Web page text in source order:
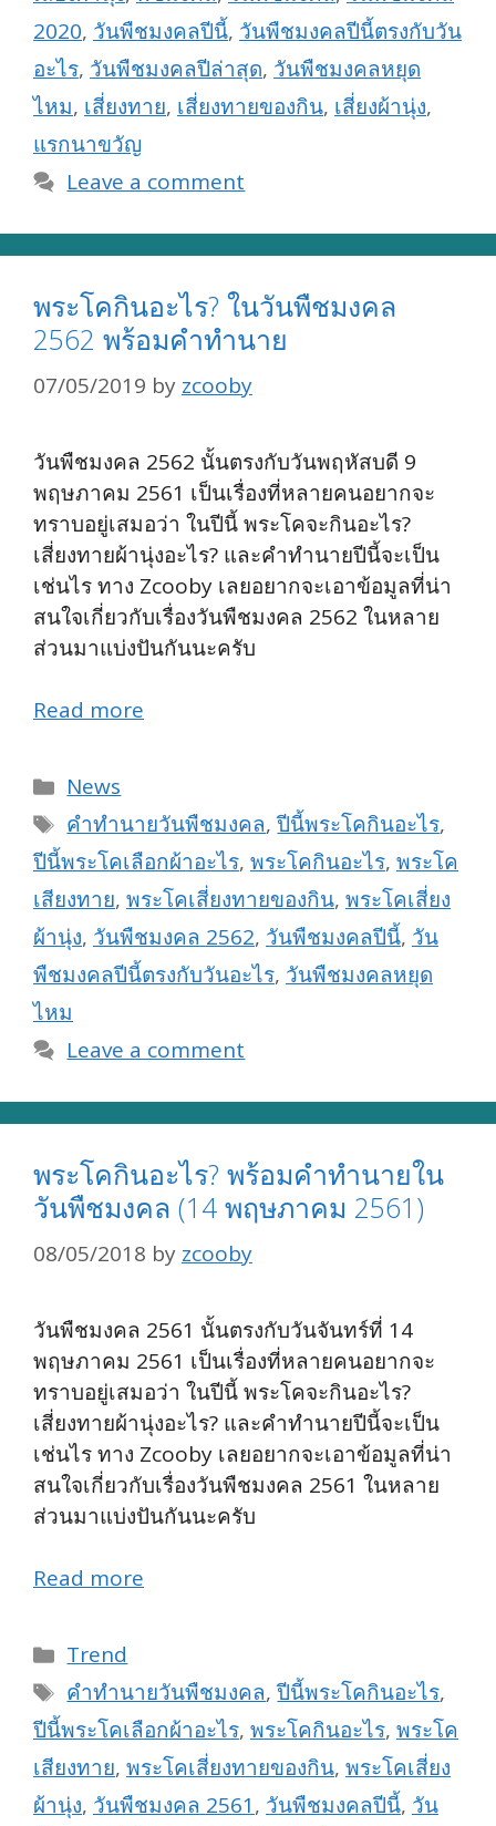
2020, วันพืชมงคลปีนี้, วันพืชมงคลปีนี้ตรงกับวัน
อะไร, วันพืชมงคลปีล่าสุด, วันพืชมงคลหยุด
ไหม, เสี่ยงทาย, เสี่ยงทายของกิน, เสี่ยงผ้านุ่ง,
แรกนาขวัญ
Leave a comment
พระโคกินอะไร? ในวันพืชมงคล
2562 พร้อมคำทำนาย
07/05/2019 by zcooby
วันพืชมงคล 2562 นั้นตรงกับวันพฤหัสบดี 9
พฤษภาคม 2561 เป็นเรื่องที่หลายคนอยากจะ
ทราบอยู่เสมอว่า ในปีนี้ พระโคจะกินอะไร?
เสี่ยงทายผ้านุ่งอะไร? และคำทำนายปีนี้จะเป็น
เช่นไร ทาง Zcooby เลยอยากจะเอาข้อมูลที่น่า
สนใจเกี่ยวกับเรื่องวันพืชมงคล 2562 ในหลาย
ส่วนมาแบ่งปันกันนะครับ
Read more
Categories
News
Tags
คำทำนายวันพืชมงคล,ปีนี้พระโคกินอะไร,
ปีนี้พระโคเลือกผ้าอะไร, พระโคกินอะไร, พระโค
เสียงทาย, พระโคเสี่ยงทายของกิน, พระโคเสี่ยง
ผ้านุ่ง, วันพืชมงคล 2562, วันพืชมงคลปีนี้, วัน
พืชมงคลปีนี้ตรงกับวันอะไร, วันพืชมงคลหยุด
ไหม
Leave a comment
พระโคกินอะไร? พร้อมคำทำนายใน
วันพืชมงคล (14 พฤษภาคม 2561)
08/05/2018 by zcooby
วันพืชมงคล 2561 นั้นตรงกับวันจันทร์ที่ 14
พฤษภาคม 2561 เป็นเรื่องที่หลายคนอยากจะ
ทราบอยู่เสมอว่า ในปีนี้ พระโคจะกินอะไร?
เสี่ยงทายผ้านุ่งอะไร? และคำทำนายปีนี้จะเป็น
เช่นไร ทาง Zcooby เลยอยากจะเอาข้อมูลที่น่า
สนใจเกี่ยวกับเรื่องวันพืชมงคล 2561 ในหลาย
ส่วนมาแบ่งปันกันนะครับ
Read more
Categories
Trend
Tags
คำทำนายวันพืชมงคล,ปีนี้พระโคกินอะไร,
ปีนี้พระโคเลือกผ้าอะไร, พระโคกินอะไร, พระโค
เสียงทาย, พระโคเสี่ยงทายของกิน, พระโคเสี่ยง
ผ้านุ่ง, วันพืชมงคล 2561, วันพืชมงคลปีนี้, วัน